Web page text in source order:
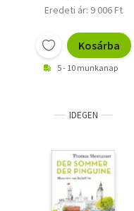
Eredeti ár: 9 006 Ft
Kosárba
5 - 10 munkanap
IDEGEN